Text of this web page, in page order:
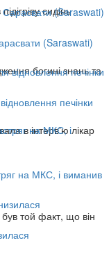
сидінь
(Saraswati)
богині знань та
печінки
в інтерв'ю лікар
на МКС, і виманив
той факт, що він